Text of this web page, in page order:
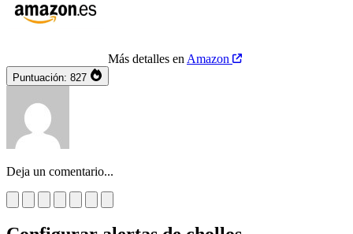
Más detalles en Amazon
Puntuación: 827
Deja un comentario...